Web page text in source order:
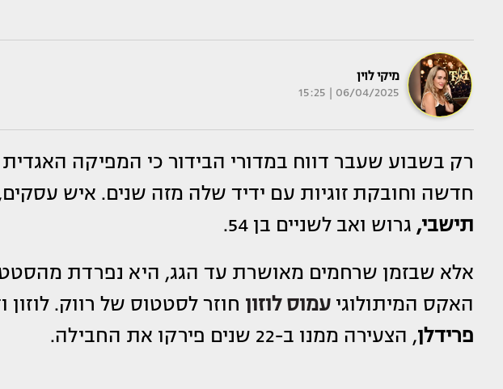
מיקי לוין
06/04/2025 | 15:25
רק בשבוע שעבר דווח במדורי הבידור כי המפיקה
חדשה וחובקת זוגיות עם ידיד שלה מזה שנים. איש
תישבי, גרוש ואב לשניים בן 54.
אלא שבזמן שרחמים מאושרת עד הגג, היא נפרדת
האקס המיתולוגיעמוס לוזון חוזר לסטטוס של רווק.
פרידלן, הצעירה ממנו ב-22 שנים פירקו את החבילה.